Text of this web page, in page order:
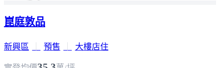
崑庭敦品
新興區 預售 大樓店住